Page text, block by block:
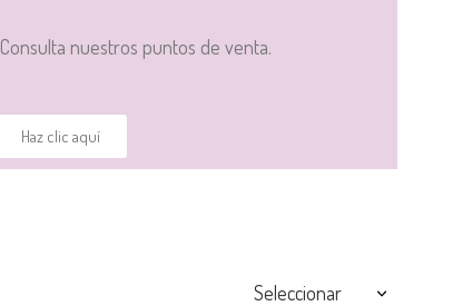
Consulta nuestros puntos de venta.
Haz clic aquí
Seleccionar